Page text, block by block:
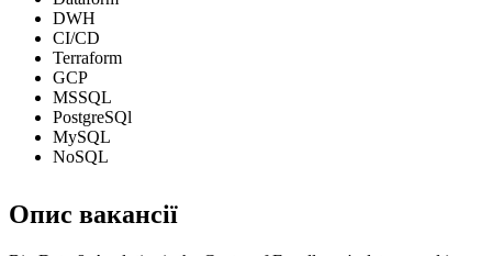
DWH
CI/CD
Terraform
GCP
MSSQL
PostgreSQl
MySQL
NoSQL
Опис вакансії